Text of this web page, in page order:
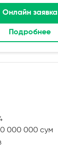
Онлайн заявка
Подробнее
000 000 сум